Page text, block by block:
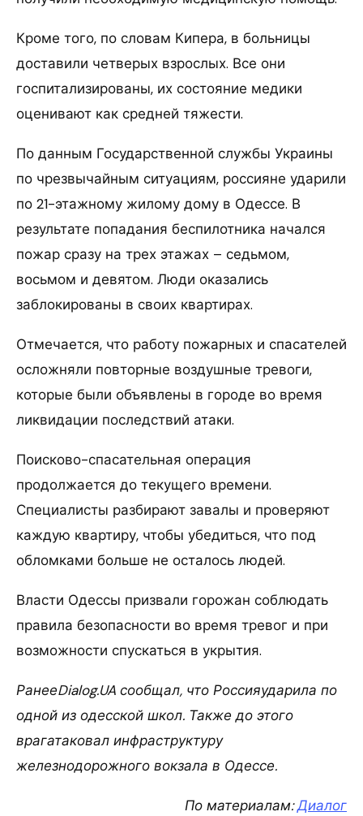
Кроме того, по словам Кипера, в больницы
доставили четверых взрослых. Все они
госпитализированы, их состояние медики
оценивают как средней тяжести.
По данным Государственной службы Украины
по чрезвычайным ситуациям, россияне ударили
по 21-этажному жилому дому в Одессе. В
результате попадания беспилотника начался
пожар сразу на трех этажах – седьмом,
восьмом и девятом. Люди оказались
заблокированы в своих квартирах.
Отмечается, что работу пожарных и спасателей
осложняли повторные воздушные тревоги,
которые были объявлены в городе во время
ликвидации последствий атаки.
Поисково-спасательная операция
продолжается до текущего времени.
Специалисты разбирают завалы и проверяют
каждую квартиру, чтобы убедиться, что под
обломками больше не осталось людей.
Власти Одессы призвали горожан соблюдать
правила безопасности во время тревог и при
возможности спускаться в укрытия.
РанееDialog.UA сообщал, что Россияударила по
одной из одесской школ. Также до этого
врагатаковал инфраструктуру
железнодорожного вокзала в Одессе.
По материалам:Диалог